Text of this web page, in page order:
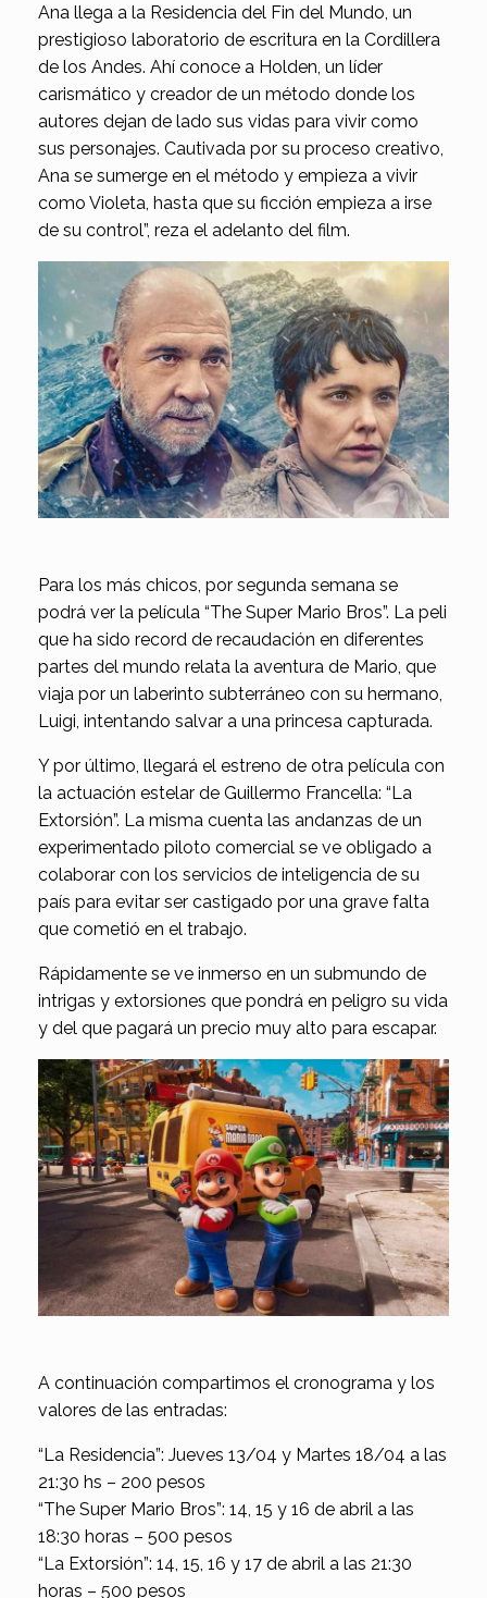
Ana llega a la Residencia del Fin del Mundo, un
prestigioso laboratorio de escritura en la Cordillera
de los Andes. Ahí conoce a Holden, un líder
carismático y creador de un método donde los
autores dejan de lado sus vidas para vivir como
sus personajes. Cautivada por su proceso creativo,
Ana se sumerge en el método y empieza a vivir
como Violeta, hasta que su ficción empieza a irse
de su control”, reza el adelanto del film.
Para los más chicos, por segunda semana se
podrá ver la película “The Super Mario Bros”. La peli
que ha sido record de recaudación en diferentes
partes del mundo relata la aventura de Mario, que
viaja por un laberinto subterráneo con su hermano,
Luigi, intentando salvar a una princesa capturada.
Y por último, llegará el estreno de otra película con
la actuación estelar de Guillermo Francella: “La
Extorsión”. La misma cuenta las andanzas de un
experimentado piloto comercial se ve obligado a
colaborar con los servicios de inteligencia de su
país para evitar ser castigado por una grave falta
que cometió en el trabajo.
Rápidamente se ve inmerso en un submundo de
intrigas y extorsiones que pondrá en peligro su vida
y del que pagará un precio muy alto para escapar.
A continuación compartimos el cronograma y los
valores de las entradas:
“La Residencia”: Jueves 13/04 y Martes 18/04 a las
21:30 hs – 200 pesos
“The Super Mario Bros”: 14, 15 y 16 de abril a las
18:30 horas – 500 pesos
“La Extorsión”: 14, 15, 16 y 17 de abril a las 21:30
horas – 500 pesos